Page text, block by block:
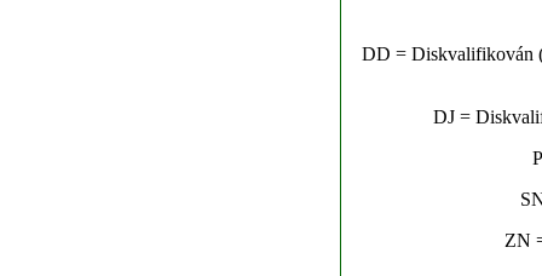
DD = Diskvalifikován
DJ =
ZN